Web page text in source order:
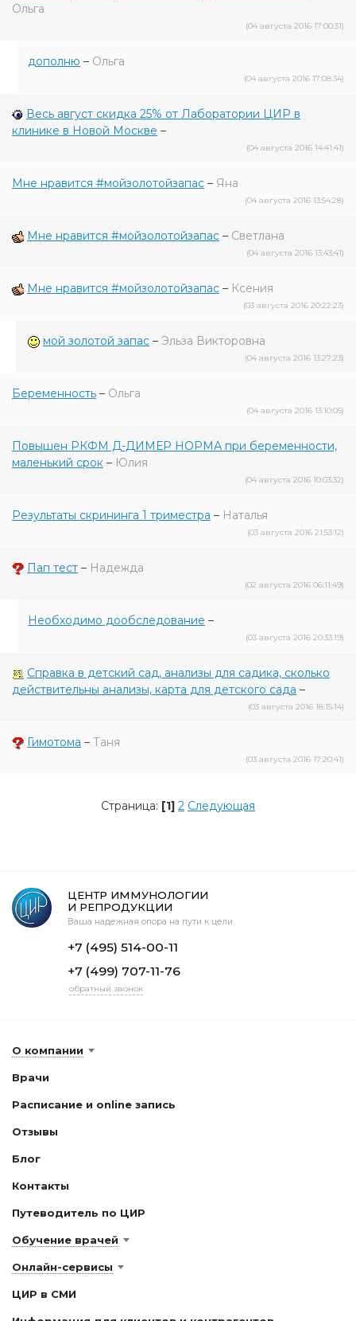
Ольга
(04 августа 2016 17:00:31)
дополню – Ольга
(04 августа 2016 17:08:34)
Весь август скидка 25% от Лаборатории ЦИР в
клинике в Новой Москве –
(04 августа 2016 14:41:41)
Мне нравится #мойзолотойзапас – Яна
(04 августа 2016 13:54:28)
Мне нравится #мойзолотойзапас – Светлана
(04 августа 2016 13:43:41)
Мне нравится #мойзолотойзапас – Ксения
(03 августа 2016 20:22:23)
мой золотой запас – Эльза Викторовна
(04 августа 2016 13:27:23)
Беременность – Ольга
(04 августа 2016 13:10:05)
Повышен РКФМ Д-ДИМЕР НОРМА при беременности,
маленький срок – Юлия
(04 августа 2016 10:03:32)
Результаты скрининга 1 триместра – Наталья
(03 августа 2016 21:53:12)
Пап тест – Надежда
(02 августа 2016 06:11:49)
Необходимо дообследование –
(03 августа 2016 20:33:19)
Справка в детский сад, анализы для садика, сколько
действительны анализы, карта для детского сада –
(03 августа 2016 18:15:14)
Гимотома – Таня
(03 августа 2016 17:20:41)
Страница: [1] 2 Следующая
ЦЕНТР ИММУНОЛОГИИ
И РЕПРОДУКЦИИ
Ваша надежная опора на пути к цели
+7 (495) 514-00-11
+7 (499) 707-11-76
обратный звонок
О компании
Врачи
Расписание и online запись
Отзывы
Блог
Контакты
Путеводитель по ЦИР
Обучение врачей
Онлайн-сервисы
ЦИР в СМИ